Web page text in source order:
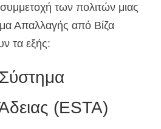
συμμετοχή των πολιτών μιας
Απαλλαγής από Βίζα
τα εξής:
(ESTA)